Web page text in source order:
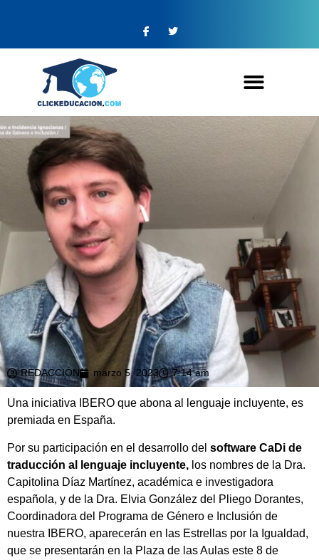
REDACCIÓN marzo 5, 2023 7:14 am
Una iniciativa IBERO que abona al lenguaje incluyente, es
premiada en España.
Por su participación en el desarrollo del software CaDi de
traducción al lenguaje incluyente, los nombres de la Dra.
Capitolina Díaz Martínez, académica e investigadora
española, y de la Dra. Elvia González del Pliego Dorantes,
Coordinadora del Programa de Género e Inclusión de
nuestra IBERO, aparecerán en las Estrellas por la Igualdad,
que se presentarán en la Plaza de las Aulas este 8 de